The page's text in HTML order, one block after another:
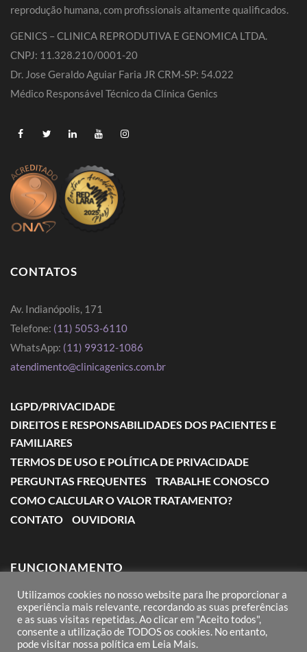
reprodução humana, com profissionais altamente qualificados.
GENICS – CLINICA REPRODUTIVA E GENOMICA LTDA.
CNPJ: 11.328.210/0001-20
Dr. Jose Geraldo Aguiar Faria JR CRM-SP: 54.022
Médico Responsável Técnico da Clínica Genics
CONTATOS
Av. Indianópolis, 171
Telefone: (11) 5053-6110
WhatsApp: (11) 99312-1086
atendimento@clinicagenics.com.br
LGPD/PRIVACIDADE
DIREITOS E RESPONSABILIDADES DOS PACIENTES E
FAMILIARES
TERMOS DE USO E POLÍTICA DE PRIVACIDADE
PERGUNTAS FREQUENTES
TRABALHE CONOSCO
COMO CALCULAR O VALOR TRATAMENTO?
CONTATO
OUVIDORIA
FUNCIONAMENTO
Segunda a Sexta: das 7:00 às 18:00
Sábado: das 8:00 às 12:00
Domingos e Feriados: conforme agendamento
Utilizamos cookies no nosso website para lhe proporcionar a
experiência mais relevante, recordando as suas preferências
e as suas visitas repetidas. Ao clicar em "Aceito todos",
consente a utilização de TODOS os cookies. No entanto,
pode visitar nossa política em Leia Mais.